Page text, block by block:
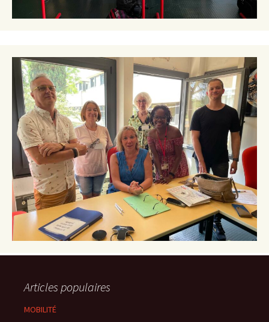
Articles populaires
MOBILITÉ